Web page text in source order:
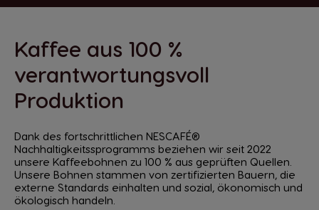
Kaffee aus 100 %
verantwortungsvoll
Produktion
Dank des fortschrittlichen NESCAFÉ®
Nachhaltigkeitssprogramms beziehen wir seit 2022
unsere Kaffeebohnen zu 100 % aus geprüften Quellen.
Unsere Bohnen stammen von zertifizierten Bauern, die
externe Standards einhalten und sozial, ökonomisch und
ökologisch handeln.